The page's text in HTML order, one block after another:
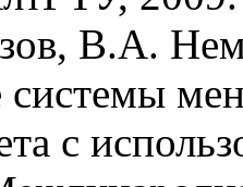
В.А.
с